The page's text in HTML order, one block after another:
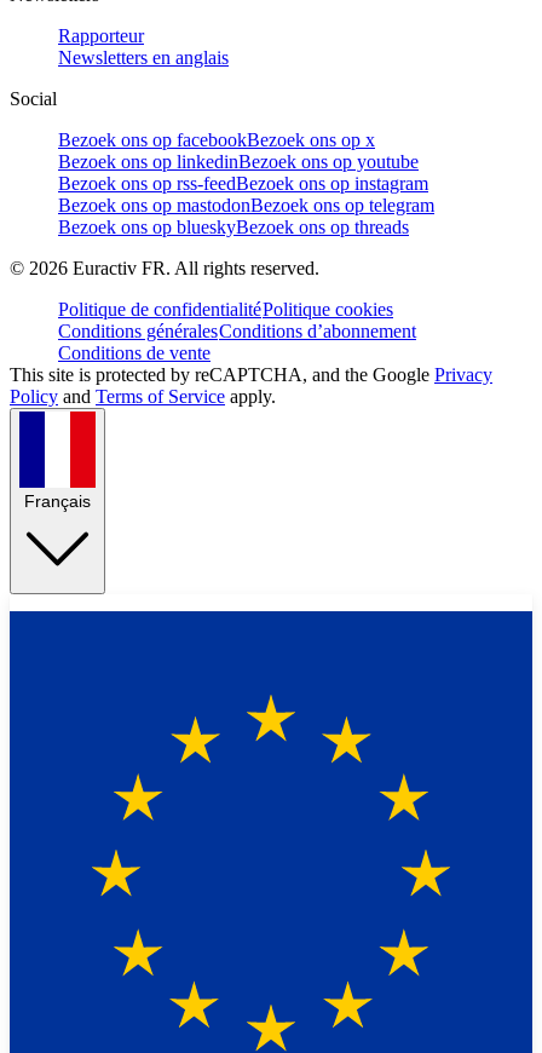
Rapporteur
Newsletters en anglais
Social
Bezoek ons op facebookBezoek ons op x
Bezoek ons op linkedinBezoek ons op youtube
Bezoek ons op rss-feedBezoek ons op instagram
Bezoek ons op mastodonBezoek ons op telegram
Bezoek ons op blueskyBezoek ons op threads
© 2026 Euractiv FR. All rights reserved.
Politique de confidentialitéPolitique cookies
Conditions généralesConditions d’abonnement
Conditions de vente
This site is protected by reCAPTCHA, and the Google Privacy
Policy and Terms of Service apply.
Français